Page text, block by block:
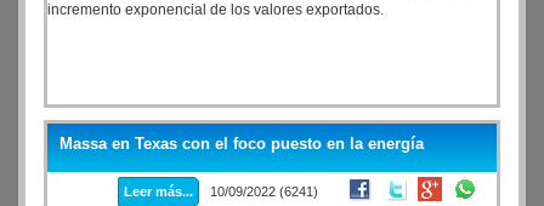
incremento exponencial de los valores exportados.
Massa en Texas con el foco puesto en la energía
Leer más... 10/09/2022 (6241)